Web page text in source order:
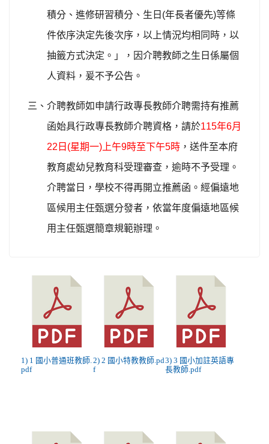
積分、進修研習積分、生日(年長者優先)等條
件依序決定先後次序，以上情況均相同時，以
抽籤方式決定。」，因介聘教師之生日係屬個
人資料，爰不予公告。
三、介聘教師如申請行政專長教師介聘需持有推薦
函始具行政專長教師介聘資格，請於115年6月
22日(星期一)上午9時至下午5時 ，送件至本府
教育處幼兒教育科受理審查，逾時不予受理。
介聘當日，學校不得再開立推薦函。經偏遠地
區候用主任甄選分發者，依當年度偏遠地區候
用主任甄選簡章規範辦理。
1) 1 國小普通班教師.
pdf
2) 2 國小特教教師.pd
f
3) 3 國小加註英語專
長教師.pdf